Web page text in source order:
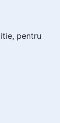
pentru